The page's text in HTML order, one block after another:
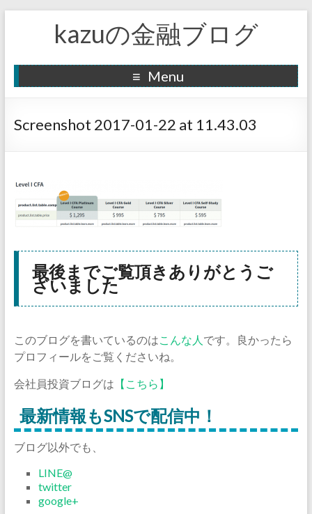
kazuの金融ブログ
Menu
Screenshot 2017-01-22 at 11.43.03
最後までご覧頂きありがとうご
ざいました
このブログを書いているのはこんな人 です。良かったら
プロフィールをご覧くださいね。
会社員投資ブログは 【こちら】
最新情報もSNSで配信中！
ブログ以外でも、
LINE@
twitter
google+